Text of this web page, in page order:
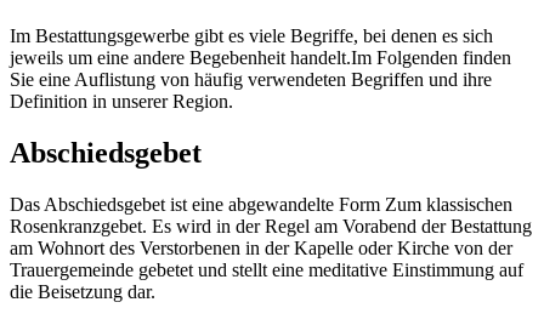
Im Bestattungsgewerbe gibt es viele Begriffe, bei denen es sich
jeweils um eine andere Begebenheit handelt.Im Folgenden finden
Sie eine Auflistung von häufig verwendeten Begriffen und ihre
Definition in unserer Region.
Abschiedsgebet
Das Abschiedsgebet ist eine abgewandelte Form Zum klassischen
Rosenkranzgebet. Es wird in der Regel am Vorabend der Bestattung
am Wohnort des Verstorbenen in der Kapelle oder Kirche von der
Trauergemeinde gebetet und stellt eine meditative Einstimmung auf
die Beisetzung dar.